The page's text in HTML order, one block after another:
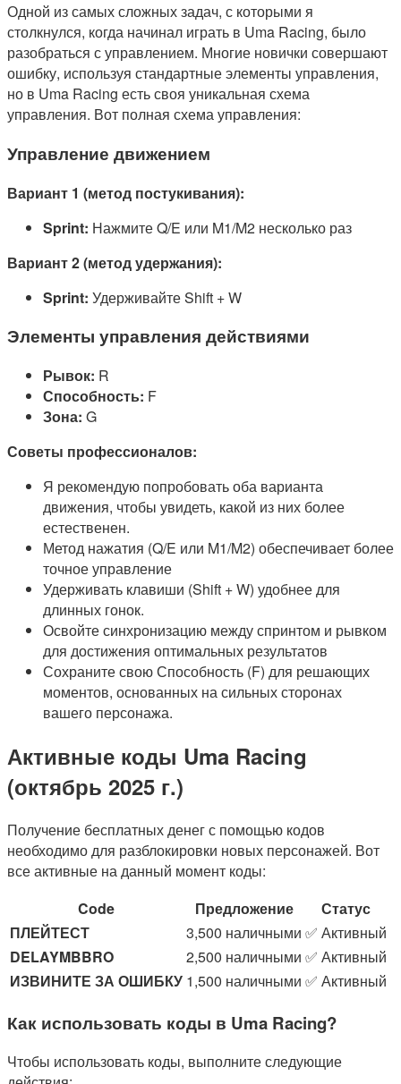
Одной из самых сложных задач, с которыми я
столкнулся, когда начинал играть в Uma Racing, было
разобраться с управлением. Многие новички совершают
ошибку, используя стандартные элементы управления,
но в Uma Racing есть своя уникальная схема
управления. Вот полная схема управления:
Управление движением
Вариант 1 (метод постукивания):
Sprint: Нажмите Q/E или M1/M2 несколько раз
Вариант 2 (метод удержания):
Sprint: Удерживайте Shift + W
Элементы управления действиями
Рывок: R
Способность: F
Зона: G
Советы профессионалов:
Я рекомендую попробовать оба варианта
движения, чтобы увидеть, какой из них более
естественен.
Метод нажатия (Q/E или M1/M2) обеспечивает более
точное управление
Удерживать клавиши (Shift + W) удобнее для
длинных гонок.
Освойте синхронизацию между спринтом и рывком
для достижения оптимальных результатов
Сохраните свою Способность (F) для решающих
моментов, основанных на сильных сторонах
вашего персонажа.
Активные коды Uma Racing
(октябрь 2025 г.)
Получение бесплатных денег с помощью кодов
необходимо для разблокировки новых персонажей. Вот
все активные на данный момент коды:
Code
Предложение
Статус
ПЛЕЙТЕСТ
3,500 наличными ✅ Активный
DELAYMBBRO
2,500 наличными ✅ Активный
ИЗВИНИТЕ ЗА ОШИБКУ 1,500 наличными ✅ Активный
Как использовать коды в Uma Racing?
Чтобы использовать коды, выполните следующие